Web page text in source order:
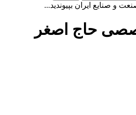
و صنایع ایران بپیوندید...
حاج اصغر